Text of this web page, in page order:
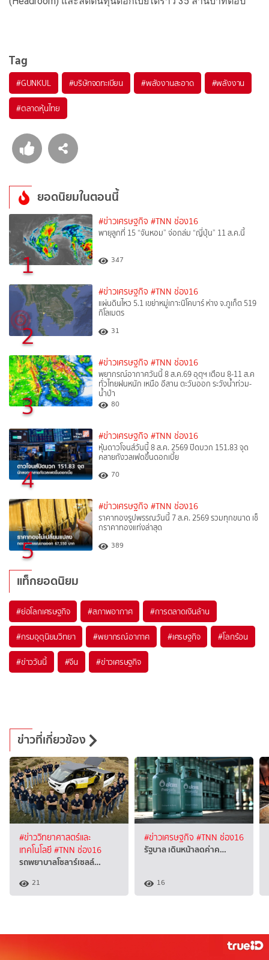
Tag
#GUNKUL #บริษัทจดทะเบียน #พลังงานสะอาด #พลังงาน
#ตลาดหุ้นไทย
ยอดนิยมในตอนนี้
1
#ข่าวเศรษฐกิจ #TNN ช่อง16
พายุลูกที่ 15 “จันหอม” จ่อถล่ม “ญี่ปุ่น” 11 ส.ค.นี้
347
2
#ข่าวเศรษฐกิจ #TNN ช่อง16
แผ่นดินไหว 5.1 เขย่าหมู่เกาะนิโคบาร์ ห่าง จ.ภูเก็ต 519
กิโลเมตร
31
3
#ข่าวเศรษฐกิจ #TNN ช่อง16
พยากรณ์อากาศวันนี้ 8 ส.ค.69 อุตุฯ เตือน 8-11 ส.ค
ทั่วไทยฝนหนัก เหนือ อีสาน ตะวันออก ระวังน้ำท่วม-
น้ำป่า
80
4
#ข่าวเศรษฐกิจ #TNN ช่อง16
หุ้นดาวโจนส์วันนี้ 8 ส.ค. 2569 ปิดบวก 151.83 จุด
คลายกังวลเฟดขึ้นดอกเบี้ย
70
5
#ข่าวเศรษฐกิจ #TNN ช่อง16
ราคาทองรูปพรรณวันนี้ 7 ส.ค. 2569 รวมทุกขนาด เช็
กราคาทองแท่งล่าสุด
389
แท็กยอดนิยม
#ย่อโลกเศรษฐกิจ #สภาพอากาศ #การตลาดเงินล้าน
#กรมอุตุนิยมวิทยา #พยากรณ์อากาศ #เศรษฐกิจ #โลกร้อน
#ข่าววันนี้ #จีน #ข่าวเศรษฐกิจ
ข่าวที่เกี่ยวข้อง
#ข่าววิทยาศาสตร์และ
เทคโนโลยี#TNN ช่อง16
รถพยาบาลโซลาร์เซลล์…
21
#ข่าวเศรษฐกิจ #TNN ช่อง16
รัฐบาล เดินหน้าลดค่าค…
16